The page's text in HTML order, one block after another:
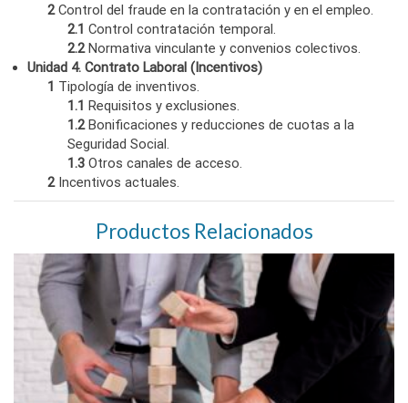
2Control del fraude en la contratación y en el empleo.
2.1 Control contratación temporal.
2.2Normativa vinculante y convenios colectivos.
Unidad 4. Contrato Laboral (Incentivos)
1 Tipología de inventivos.
1.1 Requisitos y exclusiones.
1.2Bonificaciones y reducciones de cuotas a la
Seguridad Social.
1.3 Otros canales de acceso.
2Incentivos actuales.
Productos Relacionados